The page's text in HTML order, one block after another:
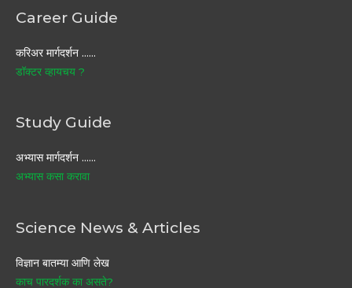
Career Guide
करिअर मार्गदर्शन ……
डॉक्टर व्हायचय ?
Study Guide
अभ्यास मार्गदर्शन ……
अभ्यास कसा करावा
Science News & Articles
विज्ञान बातम्या आणि लेख
काच पारदर्शक का असते?